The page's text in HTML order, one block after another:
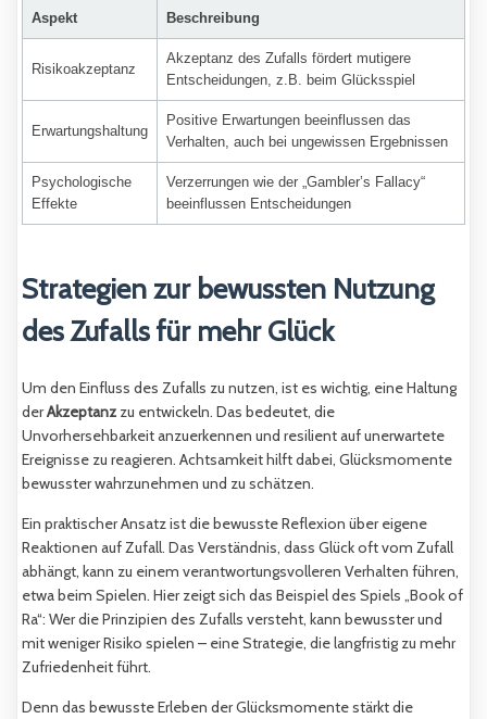
Aspekt Beschreibung
Risikoakzeptanz
Akzeptanz des Zufalls fördert mutigere
Entscheidungen, z.B. beim Glücksspiel
Erwartungshaltung
Positive Erwartungen beeinflussen das
Verhalten, auch bei ungewissen Ergebnissen
Psychologische
Effekte
Verzerrungen wie der „Gambler’s Fallacy“
beeinflussen Entscheidungen
Strategien zur bewussten Nutzung
des Zufalls für mehr Glück
Um den Einfluss des Zufalls zu nutzen, ist es wichtig, eine Haltung
derAkzeptanz zu entwickeln. Das bedeutet, die
Unvorhersehbarkeit anzuerkennen und resilient auf unerwartete
Ereignisse zu reagieren. Achtsamkeit hilft dabei, Glücksmomente
bewusster wahrzunehmen und zu schätzen.
Ein praktischer Ansatz ist die bewusste Reflexion über eigene
Reaktionen auf Zufall. Das Verständnis, dass Glück oft vom Zufall
abhängt, kann zu einem verantwortungsvolleren Verhalten führen,
etwa beim Spielen. Hier zeigt sich das Beispiel des Spiels „Book of
Ra“: Wer die Prinzipien des Zufalls versteht, kann bewusster und
mit weniger Risiko spielen – eine Strategie, die langfristig zu mehr
Zufriedenheit führt.
Denn das bewusste Erleben der Glücksmomente stärkt die